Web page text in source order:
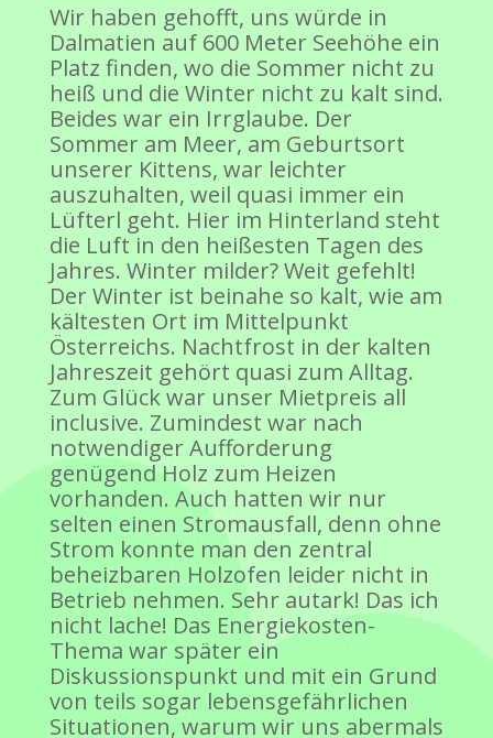
Wir haben gehofft, uns würde in
Dalmatien auf 600 Meter Seehöhe ein
Platz finden, wo die Sommer nicht zu
heiß und die Winter nicht zu kalt sind.
Beides war ein Irrglaube. Der
Sommer am Meer, am Geburtsort
unserer Kittens, war leichter
auszuhalten, weil quasi immer ein
Lüfterl geht. Hier im Hinterland steht
die Luft in den heißesten Tagen des
Jahres. Winter milder? Weit gefehlt!
Der Winter ist beinahe so kalt, wie am
kältesten Ort im Mittelpunkt
Österreichs. Nachtfrost in der kalten
Jahreszeit gehört quasi zum Alltag.
Zum Glück war unser Mietpreis all
inclusive. Zumindest war nach
notwendiger Aufforderung
genügend Holz zum Heizen
vorhanden. Auch hatten wir nur
selten einen Stromausfall, denn ohne
Strom konnte man den zentral
beheizbaren Holzofen leider nicht in
Betrieb nehmen. Sehr autark! Das ich
nicht lache! Das Energiekosten-
Thema war später ein
Diskussionspunkt und mit ein Grund
von teils sogar lebensgefährlichen
Situationen, warum wir uns abermals